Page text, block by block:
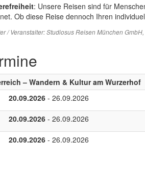
: Unsere Reisen sind für
Ob diese Reise dennoch Ihren
/ Veranstalter:Studiosus Reisen München GmbH
– Wandern & Kultur am Wurzerhof
20.09.2026 - 26.09.2026
20.09.2026 - 26.09.2026
20.09.2026 - 26.09.2026